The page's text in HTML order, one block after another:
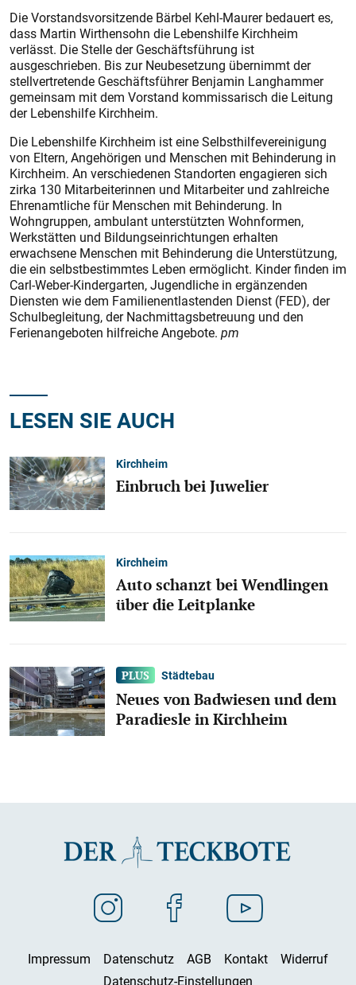
Die Vorstandsvorsitzende Bärbel Kehl-Maurer bedauert es,
dass Martin Wirthensohn die Lebenshilfe Kirchheim
verlässt. Die Stelle der Geschäftsführung ist
ausgeschrieben. Bis zur Neubesetzung übernimmt der
stellvertretende Geschäftsführer Benjamin Langhammer
gemeinsam mit dem Vorstand kommissarisch die Leitung
der Lebenshilfe Kirchheim.
Die Lebenshilfe Kirchheim ist eine Selbsthilfevereinigung
von Eltern, Angehörigen und Menschen mit Behinderung in
Kirchheim. An verschiedenen Standorten engagieren sich
zirka 130 Mitarbeiterinnen und Mitarbeiter und zahlreiche
Ehrenamtliche für Menschen mit Behinderung. In
Wohngruppen, ambulant unterstützten Wohnformen,
Werkstätten und Bildungseinrichtungen erhalten
erwachsene Menschen mit Behinderung die Unterstützung,
die ein selbstbestimmtes Leben ermöglicht. Kinder finden im
Carl-Weber-Kindergarten, Jugendliche in ergänzenden
Diensten wie dem Familienentlastenden Dienst (FED), der
Schulbegleitung, der Nachmittagsbetreuung und den
Ferienangeboten hilfreiche Angebote. pm
LESEN SIE AUCH
Kirchheim
Einbruch bei Juwelier
Kirchheim
Auto schanzt bei Wendlingen
über die Leitplanke
Städtebau
Neues von Badwiesen und dem
Paradiesle in Kirchheim
Impressum Datenschutz AGB Kontakt
Widerruf
Datenschutz-Einstellungen